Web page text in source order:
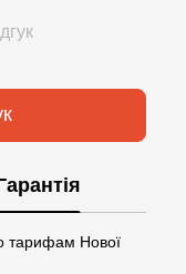
тарифам Нової